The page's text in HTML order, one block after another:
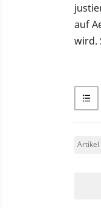
auf
wird.
Artikel